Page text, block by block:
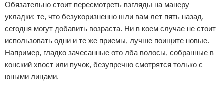
Обязательно стоит пересмотреть взгляды на манеру
укладки: те, что безукоризненно шли вам лет пять назад,
сегодня могут добавить возраста. Ни в коем случае не стоит
использовать одни и те же приемы, лучше поищите новые.
Например, гладко зачесанные ото лба волосы, собранные в
конский хвост или пучок, безупречно смотрятся только с
юными лицами.